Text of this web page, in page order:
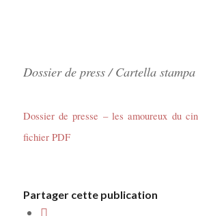
Dossier de press / Cartella stampa
Dossier de presse – les amoureux du
fichier PDF
Partager cette publication